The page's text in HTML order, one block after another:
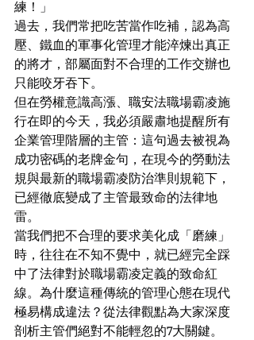
練！」
過去，我們常把吃苦當作吃補，認為高
壓、鐵血的軍事化管理才能淬煉出真正
的將才，部屬面對不合理的工作交辦也
只能咬牙吞下。
但在勞權意識高漲、職安法職場霸凌施
行在即的今天，我必須嚴肅地提醒所有
企業管理階層的主管：這句過去被視為
成功密碼的老牌金句，在現今的勞動法
規與最新的職場霸凌防治準則規範下，
已經徹底變成了主管最致命的法律地
雷。
當我們把不合理的要求美化成「磨練」
時，往往在不知不覺中，就已經完全踩
中了法律對於職場霸凌定義的致命紅
線。為什麼這種傳統的管理心態在現代
極易構成違法？從法律觀點為大家深度
剖析主管們絕對不能輕忽的7大關鍵。